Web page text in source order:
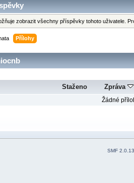
zobrazit všechny příspěvky tohoto uživatele.
Přílohy
Staženo Zpráva
Žádné
SMF 2.0.13